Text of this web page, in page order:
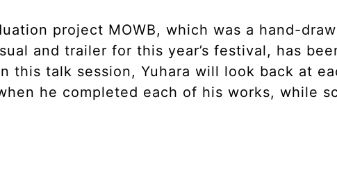
project MOWB, which was a hand-
and trailer for this year’s festival, has
this talk session, Yuhara will look back at
he completed each of his works, while